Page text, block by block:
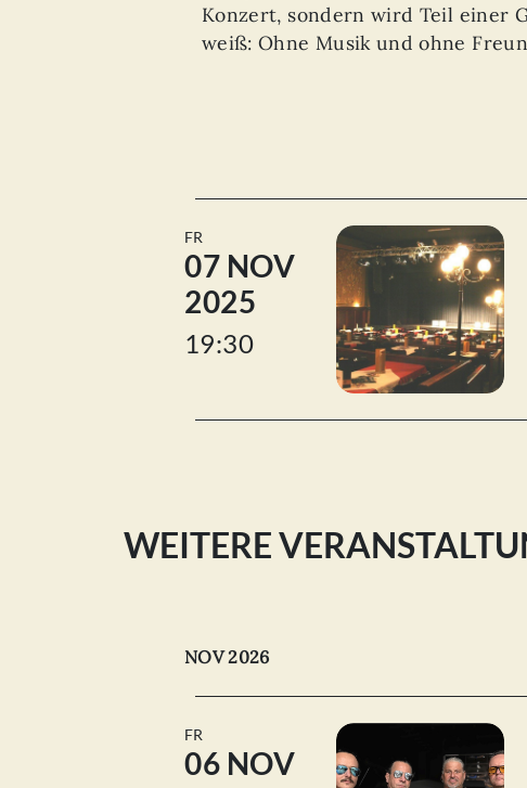
Konzert, sondern wird Teil einer
weiß: Ohne Musik und ohne
FR
07 NOV
2025
19:30
WEITERE
NOV 2026
FR
06 NOV